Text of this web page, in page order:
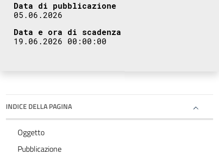
Data di pubblicazione
05.06.2026
Data e ora di scadenza
19.06.2026 00:00:00
INDICE DELLA PAGINA
Oggetto
Pubblicazione